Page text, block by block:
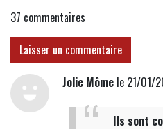
37 commentaires
Laisser un commentaire
Jolie Mômele 21/01/
Ils sont